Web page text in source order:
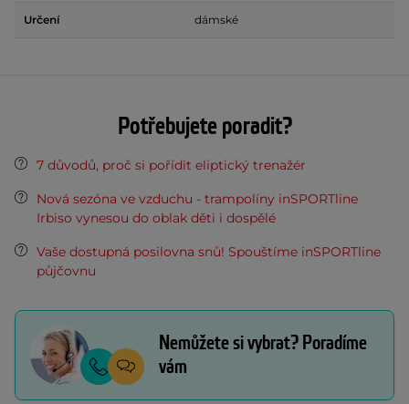
Určení dámské
Potřebujete poradit?
7 důvodů, proč si pořídit eliptický trenažér
Nová sezóna ve vzduchu - trampolíny inSPORTline
Irbiso vynesou do oblak děti i dospělé
Vaše dostupná posilovna snů! Spouštíme inSPORTline
půjčovnu
Nemůžete si vybrat? Poradíme
vám